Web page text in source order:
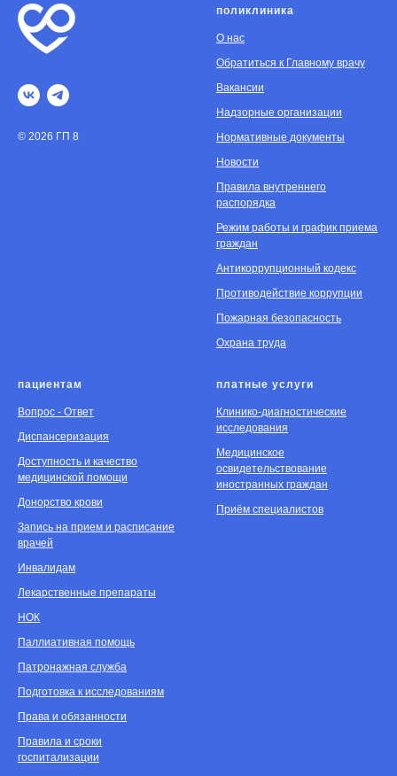
© 2026 ГП 8
поликлиника
О нас
Обратиться к Главному врачу
Вакансии
Надзорные организации
Нормативные документы
Новости
Правила внутреннего
распорядка
Режим работы и график приема
граждан
Антикоррупционный кодекс
Противодействие коррупции
Пожарная безопасность
Охрана труда
пациентам
Вопрос - Ответ
Диспансеризация
Доступность и качество
медицинской помощи
Донорство крови
Запись на прием и расписание
врачей
Инвалидам
Лекарственные препараты
НОК
Паллиативная помощь
Патронажная служба
Подготовка к исследованиям
Права и обязанности
Правила и сроки
госпитализации
платные услуги
Клинико-диагностические
исследования
Медицинское
освидетельствование
иностранных граждан
Приём специалистов